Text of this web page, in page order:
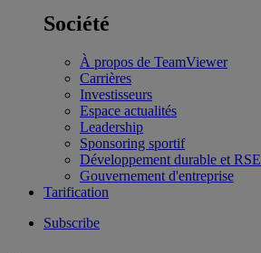
Société
À propos de TeamViewer
Carrières
Investisseurs
Espace actualités
Leadership
Sponsoring sportif
Développement durable et RSE
Gouvernement d'entreprise
Tarification
Subscribe